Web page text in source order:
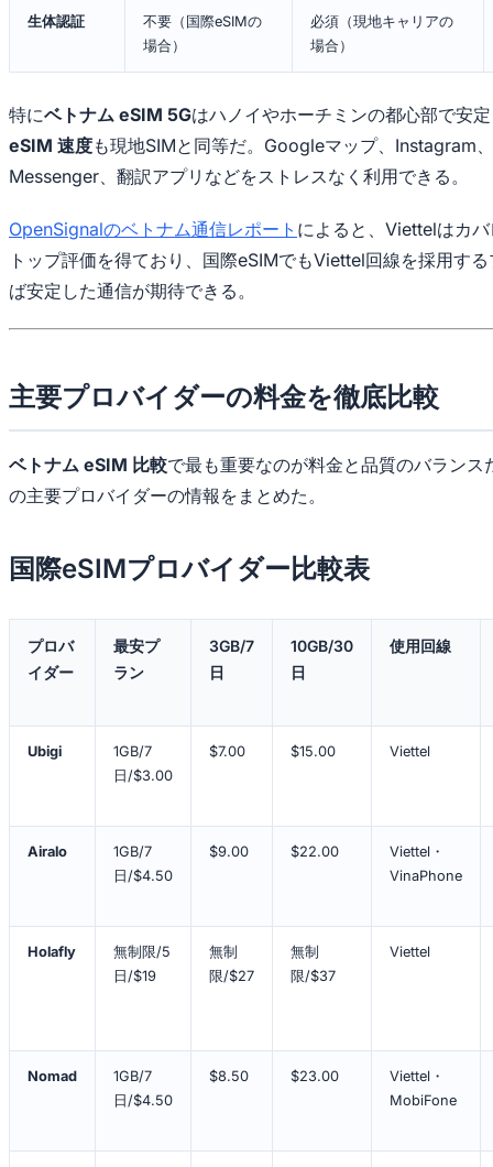
生体認証
不要（国際eSIMの
場合）
必須（現地キャリアの
場合）
特にベトナム eSIM 5Gはハノイやホーチミンの都心部で安
eSIM 速度も現地SIMと同等だ。Googleマップ、Instagram
Messenger、翻訳アプリなどをストレスなく利用できる。
OpenSignalのベトナム通信レポート によると、Viettelはカ
トップ評価を得ており、国際eSIMでもViettel回線を採用す
ば安定した通信が期待できる。
主要プロバイダーの料金を徹底比較
ベトナム eSIM 比較で最も重要なのが料金と品質のバラン
の主要プロバイダーの情報をまとめた。
国際eSIMプロバイダー比較表
プロバ
イダー
最安プ
ラン
3GB/7
日
10GB/30
日
使用回線
Ubigi
1GB/7
日/$3.00
$7.00 $15.00 Viettel
Airalo
1GB/7
日/$4.50
$9.00 $22.00
Viettel・
VinaPhone
Holafly
無制限/5
日/$19
無制
限/$27
無制
限/$37
Viettel
Nomad
1GB/7
日/$4.50
$8.50 $23.00
Viettel・
MobiFone